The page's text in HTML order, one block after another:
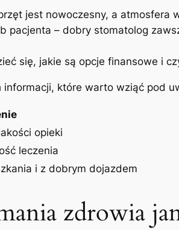
jest nowoczesny,‌ a‌ atmosfera⁣
pacjenta –‍ dobry stomatolog
się, jakie są opcje finansowe i
które‍ warto ‌wziąć⁣ pod⁣
⁢opieki
​leczenia
i z‌ dobrym dojazdem
zdrowia